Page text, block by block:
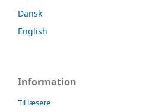
Dansk
English
Information
Til læsere